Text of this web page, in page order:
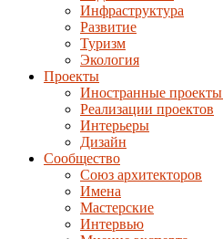
Инфраструктура
Развитие
Туризм
Экология
Проекты
Иностранные
Реализации проектов
Интерьеры
Дизайн
Сообщество
Союз архитекторов
Имена
Мастерские
Интервью